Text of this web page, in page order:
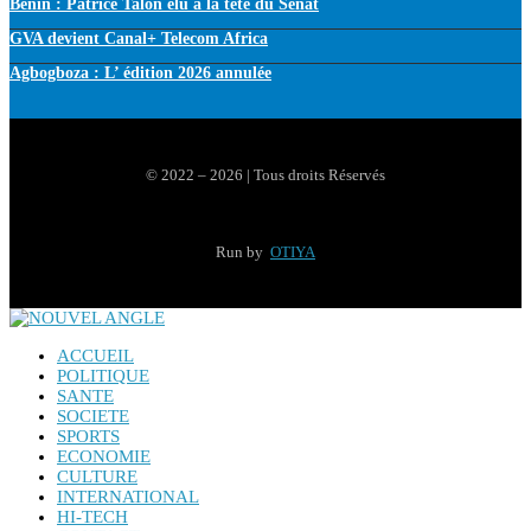
Bénin : Patrice Talon élu à la tête du Sénat
GVA devient Canal+ Telecom Africa
Agbogboza : L’ édition 2026 annulée
© 2022 – 2026 | Tous droits Réservés
Run by OTIYA
ACCUEIL
POLITIQUE
SANTE
SOCIETE
SPORTS
ECONOMIE
CULTURE
INTERNATIONAL
HI-TECH